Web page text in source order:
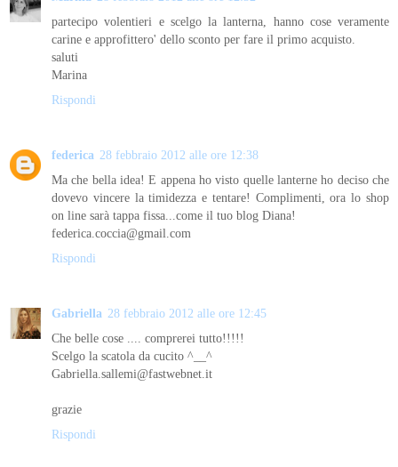
partecipo volentieri e scelgo la lanterna, hanno cose veramente
carine e approfittero' dello sconto per fare il primo acquisto.
saluti
Marina
Rispondi
federica 28 febbraio 2012 alle ore 12:38
Ma che bella idea! E appena ho visto quelle lanterne ho deciso che
dovevo vincere la timidezza e tentare! Complimenti, ora lo shop
on line sarà tappa fissa...come il tuo blog Diana!
federica.coccia@gmail.com
Rispondi
Gabriella 28 febbraio 2012 alle ore 12:45
Che belle cose .... comprerei tutto!!!!!
Scelgo la scatola da cucito ^__^
Gabriella.sallemi@fastwebnet.it
grazie
Rispondi